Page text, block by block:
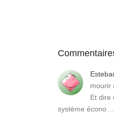
mourir
Et dire
système écono…